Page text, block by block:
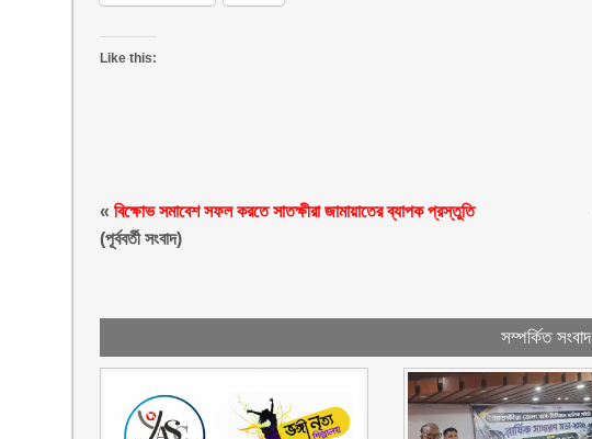
Like this:
«বিক্ষোভ সমাবেশ সফল করতে সাতক্ষীরা জামায়াতের ব্যাপক প্রস্তুতি
(পূর্ববর্তী সংবাদ)
সম্পর্কিত সংবাদ